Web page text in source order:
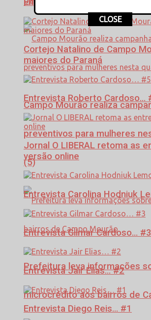
Campo Mourão realiza
preventivos para mulheres
(5)
Prefeitura leva informações
microcrédito aos bairros de
Cortejo Natalino de Campo
maiores do Paraná
Entrevista Roberto Cardoso…
Jornal O LIBERAL retoma as
versão online
Entrevista Carolina Hodniuk
Entrevista Gilmar Cardoso… #3
Entrevista Jair Elias… #2
Entrevista Diego Reis… #1
CLOSE